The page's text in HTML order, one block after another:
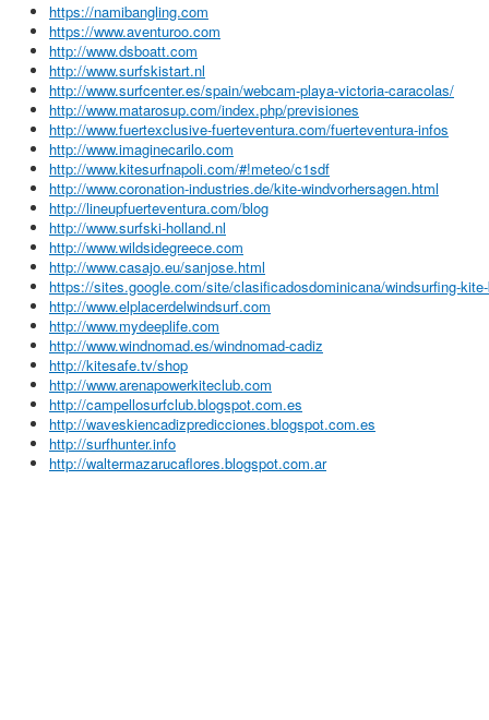
https://namibangling.com
https://www.aventuroo.com
http://www.dsboatt.com
http://www.surfskistart.nl
http://www.surfcenter.es/spain/webcam-playa-victoria-caracolas/
http://www.matarosup.com/index.php/previsiones
http://www.fuertexclusive-fuerteventura.com/fuerteventura-infos
http://www.imaginecarilo.com
http://www.kitesurfnapoli.com/#!meteo/c1sdf
http://www.coronation-industries.de/kite-windvorhersagen.html
http://lineupfuerteventura.com/blog
http://www.surfski-holland.nl
http://www.wildsidegreece.com
http://www.casajo.eu/sanjose.html
https://sites.google.com/site/clasificadosdominicana/windsurfing-
http://www.elplacerdelwindsurf.com
http://www.mydeeplife.com
http://www.windnomad.es/windnomad-cadiz
http://kitesafe.tv/shop
http://www.arenapowerkiteclub.com
http://campellosurfclub.blogspot.com.es
http://waveskiencadizpredicciones.blogspot.com.es
http://surfhunter.info
http://waltermazarucaflores.blogspot.com.ar